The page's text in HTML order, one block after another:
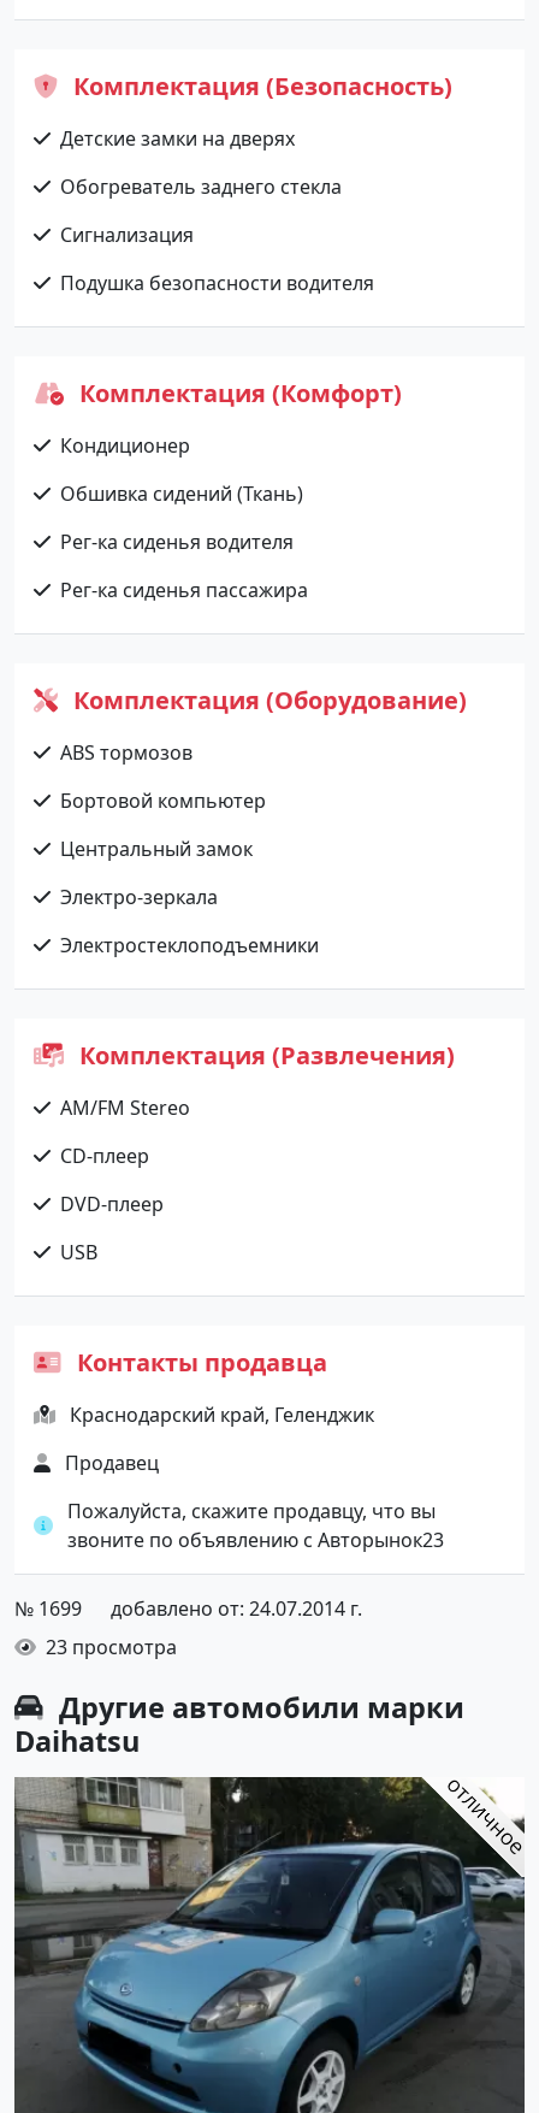
Комплектация (Безопасность)
Детские замки на дверях
Обогреватель заднего стекла
Сигнализация
Подушка безопасности водителя
Комплектация (Комфорт)
Кондиционер
Обшивка сидений (Ткань)
Рег-ка сиденья водителя
Рег-ка сиденья пассажира
Комплектация (Оборудование)
ABS тормозов
Бортовой компьютер
Центральный замок
Электро-зеркала
Электростеклоподъемники
Комплектация (Развлечения)
AM/FM Stereo
CD-плеер
DVD-плеер
USB
Контакты продавца
Краснодарский край, Геленджик
Продавец
Пожалуйста, скажите продавцу, что вы
звоните по объявлению с Авторынок23
№ 1699
добавлено от: 24.07.2014 г.
23 просмотра
Другие автомобили марки
Daihatsu